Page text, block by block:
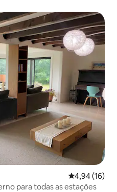
4,94 de uma
4,94 (16)
para todas as estações